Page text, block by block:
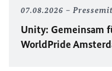
07.08.2026
Unity: Gemeinsam
WorldPride